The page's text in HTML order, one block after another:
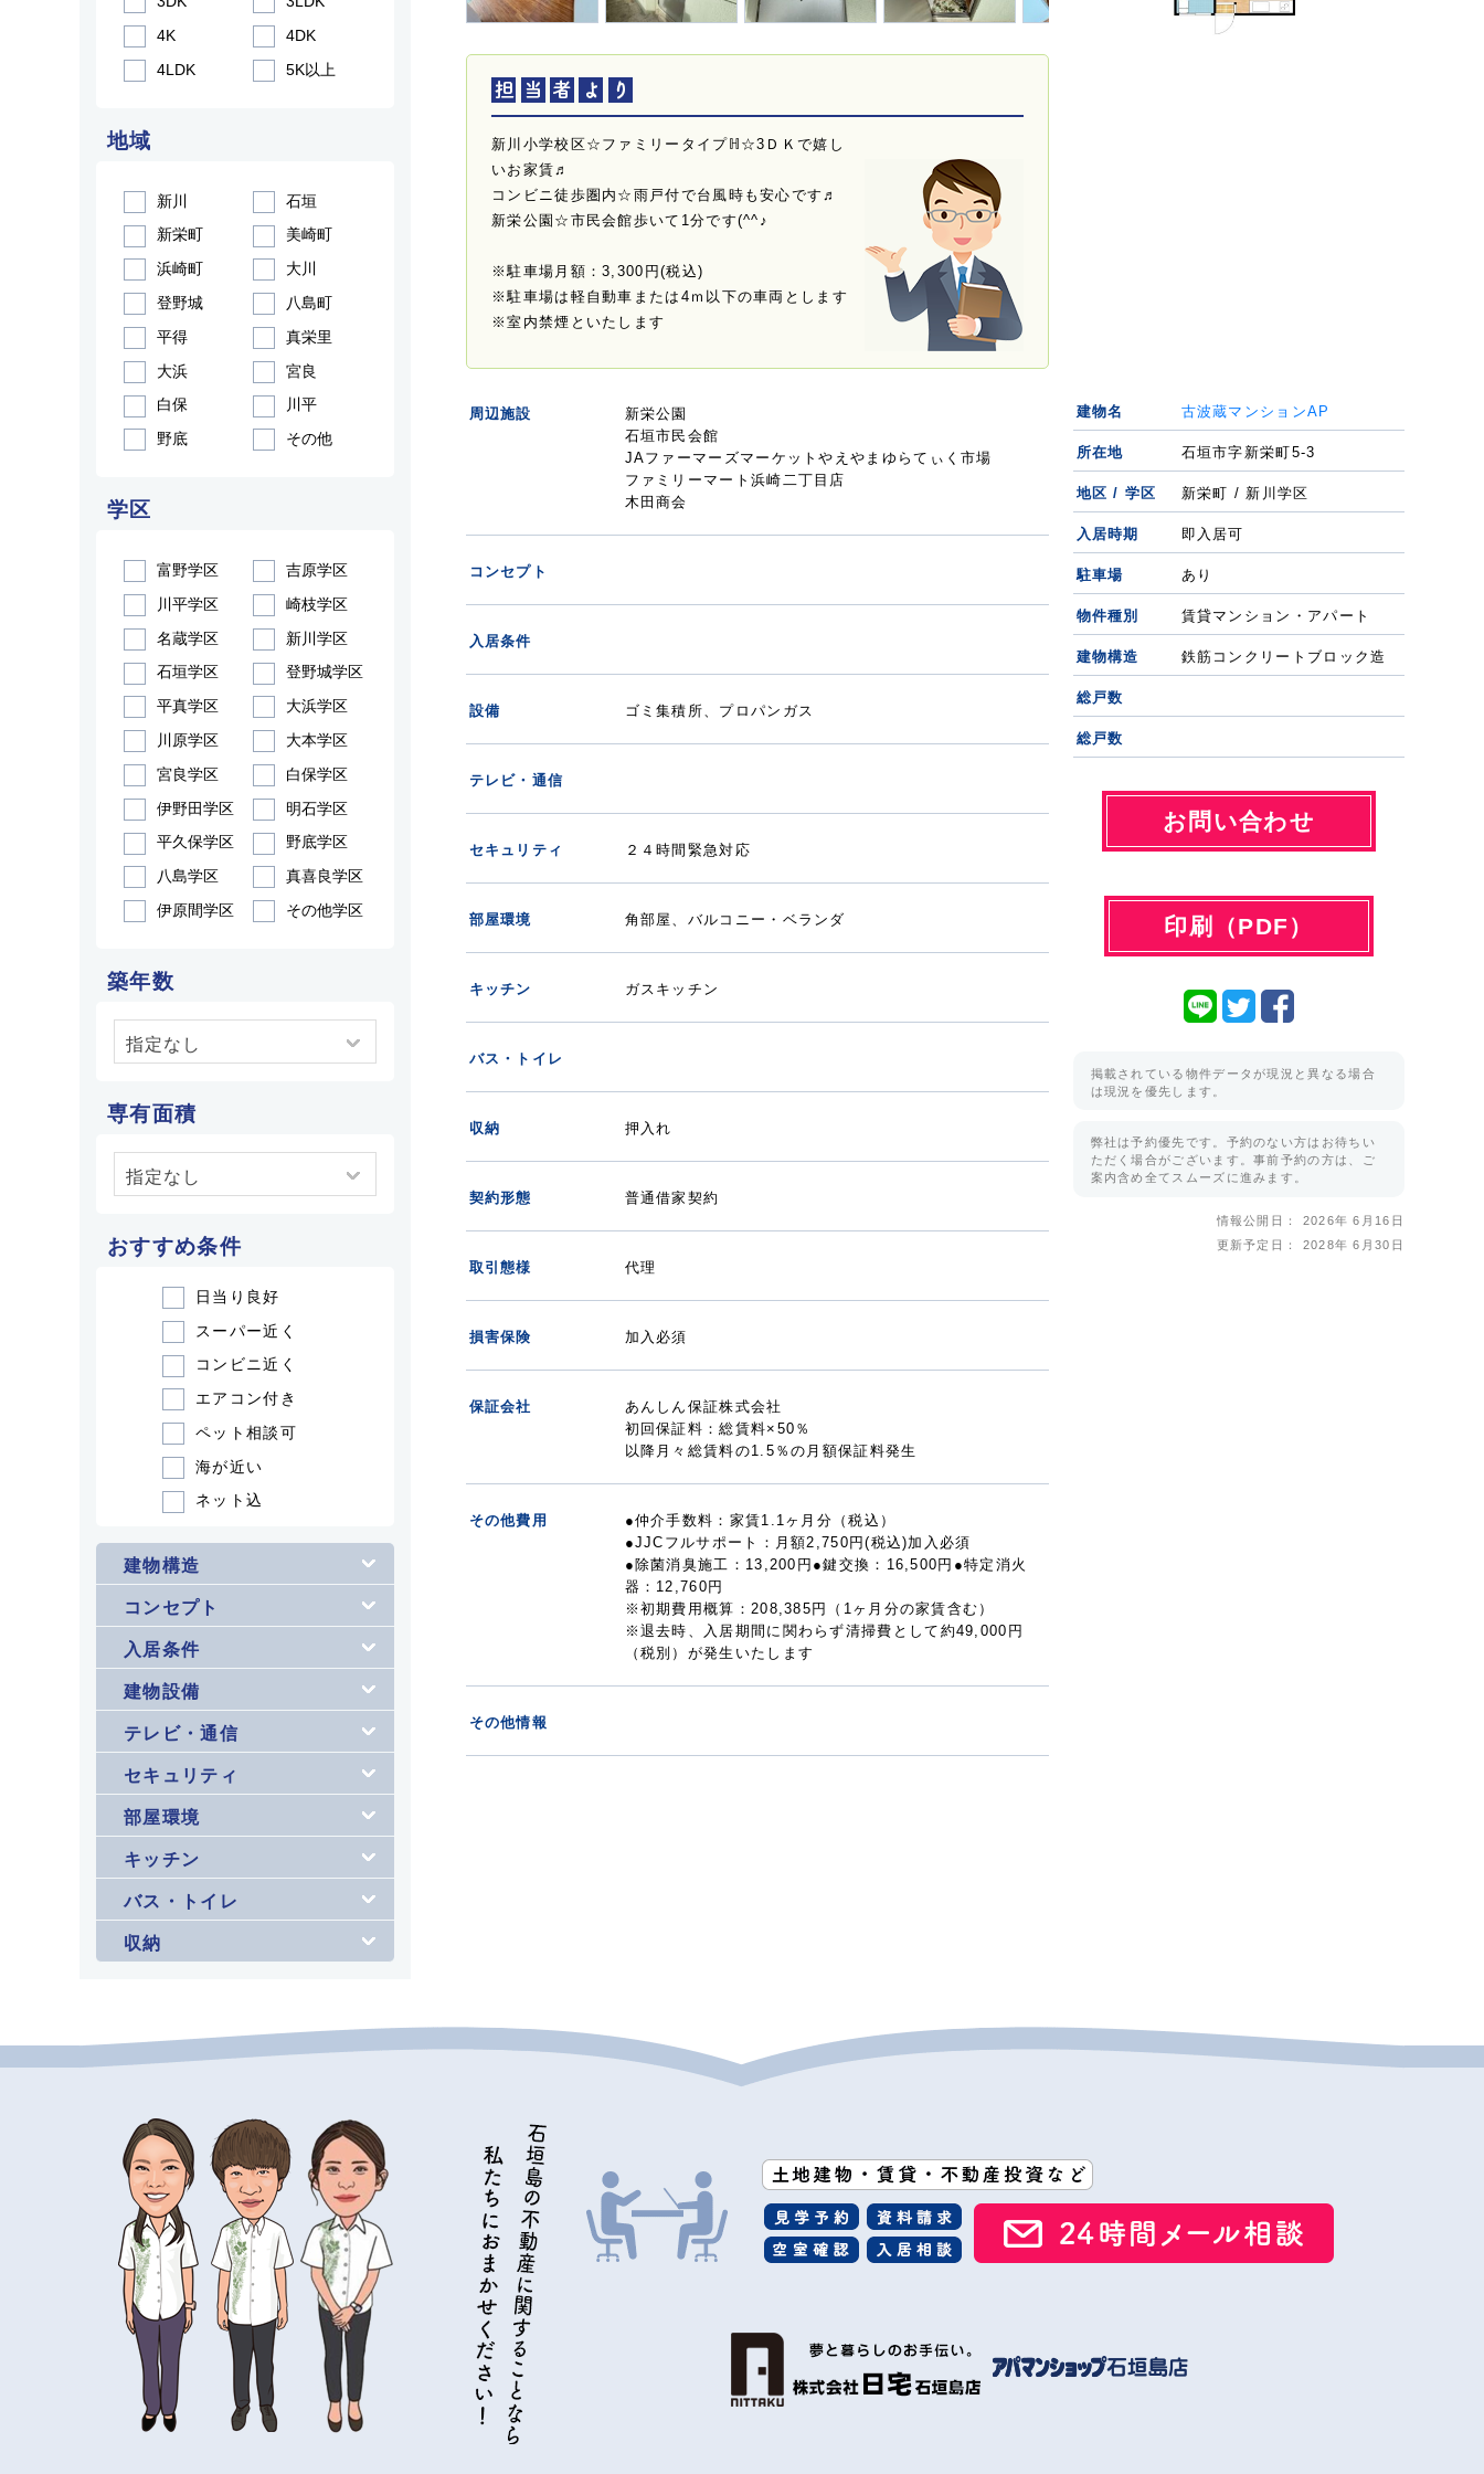
新川小学校区☆ファミリータイプℍ☆3ＤＫで嬉し
いお家賃♬
コンビニ徒歩圏内☆雨戸付で台風時も安心です♬
新栄公園☆市民会館歩いて1分です(^^♪
※駐車場月額：3,300円(税込)
※駐車場は軽自動車または4ｍ以下の車両とします
※室内禁煙といたします
周辺施設
新栄公園
石垣市民会館
JAファーマーズマーケットやえやまゆらてぃく市場
ファミリーマート浜崎二丁目店
木田商会
コンセプト
入居条件
設備 ゴミ集積所、プロパンガス
テレビ・通信
セキュリティ ２４時間緊急対応
部屋環境 角部屋、バルコニー・ベランダ
キッチン ガスキッチン
バス・トイレ
収納 押入れ
契約形態 普通借家契約
取引態様 代理
損害保険 加入必須
保証会社
あんしん保証株式会社
初回保証料：総賃料×50％
以降月々総賃料の1.5％の月額保証料発生
その他費用
●仲介手数料：家賃1.1ヶ月分（税込）
●JJCフルサポート：月額2,750円(税込)加入必須
●除菌消臭施工：13,200円●鍵交換：16,500円●特定消火
器：12,760円
※初期費用概算：208,385円（1ヶ月分の家賃含む）
※退去時、入居期間に関わらず清掃費として約49,000円
（税別）が発生いたします
その他情報
建物名 古波蔵マンションAP
所在地 石垣市字新栄町5-3
地区 / 学区 新栄町 / 新川学区
入居時期 即入居可
駐車場 あり
物件種別 賃貸マンション・アパート
建物構造 鉄筋コンクリートブロック造
総戸数
総戸数
お問い合わせ
印刷（PDF）
掲載されている物件データが現況と異なる場合
は現況を優先します。
弊社は予約優先です。予約のない方はお待ちい
ただく場合がございます。事前予約の方は、ご
案内含め全てスムーズに進みます。
情報公開日： 2026年 6月16日
更新予定日： 2028年 6月30日
4K
4DK
4LDK
5K以上
地域
新川
石垣
新栄町
美崎町
浜崎町
大川
登野城
八島町
平得
真栄里
大浜
宮良
白保
川平
野底
その他
学区
富野学区
吉原学区
川平学区
崎枝学区
名蔵学区
新川学区
石垣学区
登野城学区
平真学区
大浜学区
川原学区
大本学区
宮良学区
白保学区
伊野田学区
明石学区
平久保学区
野底学区
八島学区
真喜良学区
伊原間学区
その他学区
築年数
専有面積
おすすめ条件
日当り良好
スーパー近く
コンビニ近く
エアコン付き
ペット相談可
海が近い
ネット込
建物構造
コンセプト
入居条件
建物設備
テレビ・通信
セキュリティ
部屋環境
キッチン
バス・トイレ
収納